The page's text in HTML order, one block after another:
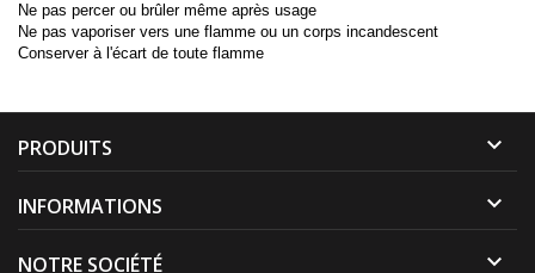
Ne pas percer ou brûler même après usage
Ne pas vaporiser vers une flamme ou un corps incandescent
Conserver à l'écart de toute flamme
PRODUITS 
INFORMATIONS 
NOTRE SOCIÉTÉ 